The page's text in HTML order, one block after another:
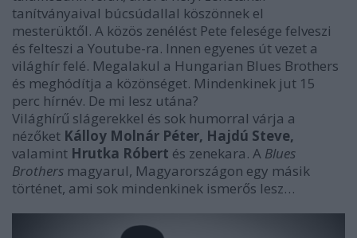
tanítványaival búcsúdallal köszönnek el
mesterüktől. A közös zenélést Pete felesége felveszi
és felteszi a Youtube-ra. Innen egyenes út vezet a
világhír felé. Megalakul a Hungarian Blues Brothers
és meghódítja a közönséget. Mindenkinek jut 15
perc hírnév. De mi lesz utána?
Világhírű slágerekkel és sok humorral várja a
nézőket Kálloy Molnár Péter, Hajdú Steve,
valamint Hrutka Róbert és zenekara. A Blues
Brothers magyarul, Magyarországon egy másik
történet, ami sok mindenkinek ismerős lesz…